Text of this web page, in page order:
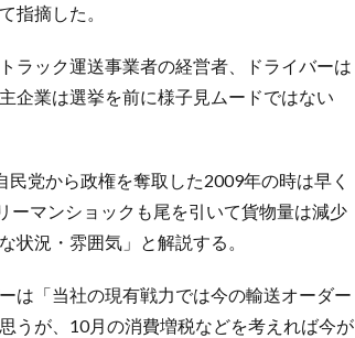
指摘した。
ラック運送事業者の経営者、ドライバーは
企業は選挙を前に様子見ムードではない
党から政権を奪取した2009年の時は早く
ーマンショックも尾を引いて貨物量は減少
状況・雰囲気」と解説する。
は「当社の現有戦力では今の輸送オーダー
うが、10月の消費増税などを考えれば今が